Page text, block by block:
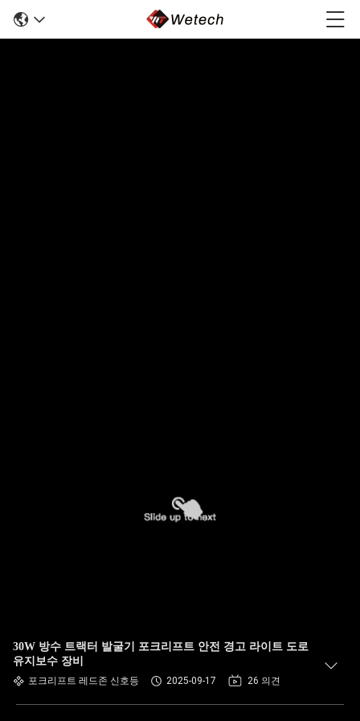
30W 방수 트랙터 발굴기 포크리프트 안전 경고 라이트 도로
유지보수 장비
포크리프트 레드존 신호등 2025-09-17 26 의견